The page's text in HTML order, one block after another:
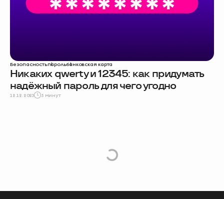
Безопасностьпарольбанковская карта
Никаких qwerty и 12345: как придумать
надёжный пароль для чего угодно
12.12.2023 5 минут
L
o
a
d
M
o
re